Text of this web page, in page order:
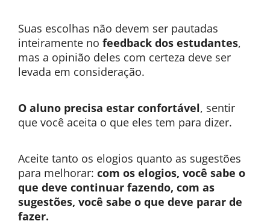
Suas escolhas não devem ser pautadas
inteiramente no feedback dos estudantes,
mas a opinião deles com certeza deve ser
levada em consideração.
O aluno precisa estar confortável, sentir
que você aceita o que eles tem para dizer.
Aceite tanto os elogios quanto as sugestões
para melhorar: com os elogios, você sabe o
que deve continuar fazendo, com as
sugestões, você sabe o que deve parar de
fazer.